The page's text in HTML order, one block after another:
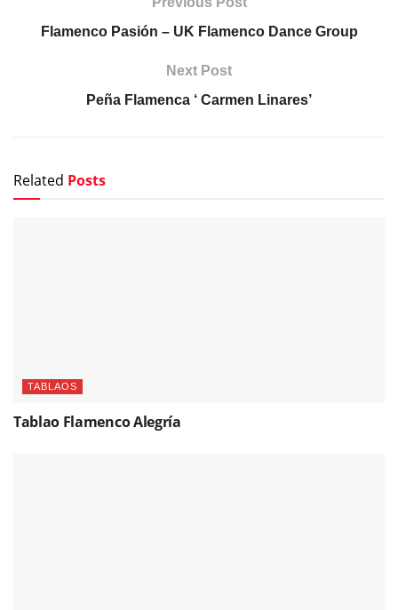
Flamenco Pasión – UK Flamenco Dance Group
Next Post
Peña Flamenca ‘ Carmen Linares’
Related Posts
TABLAOS
Tablao Flamenco Alegría